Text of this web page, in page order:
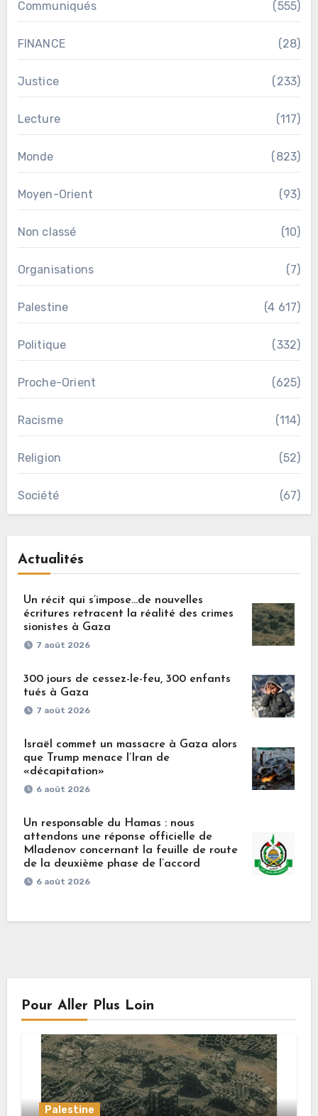
Communiqués (555)
FINANCE (28)
Justice (233)
Lecture (117)
Monde (823)
Moyen-Orient (93)
Non classé (10)
Organisations (7)
Palestine (4 617)
Politique (332)
Proche-Orient (625)
Racisme (114)
Religion (52)
Société (67)
Actualités
Un récit qui s’impose…de nouvelles
écritures retracent la réalité des crimes
sionistes à Gaza
7 août 2026
300 jours de cessez-le-feu, 300 enfants
tués à Gaza
7 août 2026
Israël commet un massacre à Gaza alors
que Trump menace l’Iran de
«décapitation»
6 août 2026
Un responsable du Hamas : nous
attendons une réponse officielle de
Mladenov concernant la feuille de route
de la deuxième phase de l’accord
6 août 2026
Pour Aller Plus Loin
Palestine